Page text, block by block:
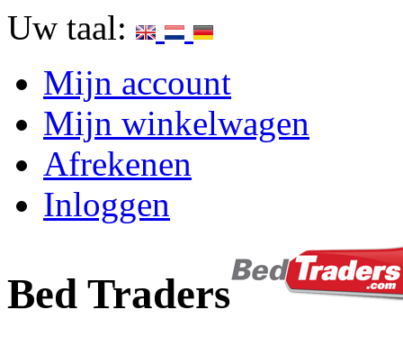
Uw taal:
Mijn account
Mijn winkelwagen
Afrekenen
Inloggen
Bed Traders